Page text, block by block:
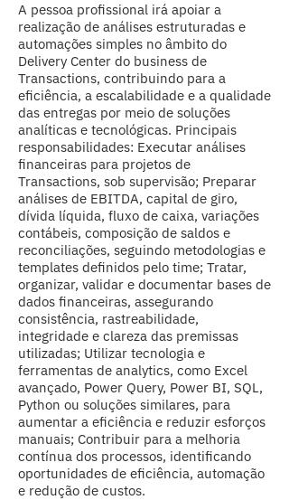
A pessoa profissional irá apoiar a
realização de análises estruturadas e
automações simples no âmbito do
Delivery Center do business de
Transactions, contribuindo para a
eficiência, a escalabilidade e a qualidade
das entregas por meio de soluções
analíticas e tecnológicas. Principais
responsabilidades: Executar análises
financeiras para projetos de
Transactions, sob supervisão; Preparar
análises de EBITDA, capital de giro,
dívida líquida, fluxo de caixa, variações
contábeis, composição de saldos e
reconciliações, seguindo metodologias e
templates definidos pelo time; Tratar,
organizar, validar e documentar bases de
dados financeiras, assegurando
consistência, rastreabilidade,
integridade e clareza das premissas
utilizadas; Utilizar tecnologia e
ferramentas de analytics, como Excel
avançado, Power Query, Power BI, SQL,
Python ou soluções similares, para
aumentar a eficiência e reduzir esforços
manuais; Contribuir para a melhoria
contínua dos processos, identificando
oportunidades de eficiência, automação
e redução de custos.